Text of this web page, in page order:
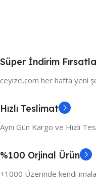
Süper İndirim
ceyizci.com her hafta yeni
Hızlı Teslimat
Aynı Gün Kargo ve Hızlı
%100 Orjinal Ürün
+1000 Üzerinde kendi